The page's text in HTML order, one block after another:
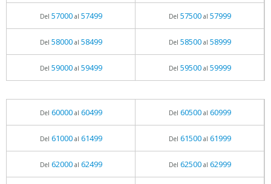
Del 57000al 57499 Del 57500al 57999
Del 58000al 58499 Del 58500al 58999
Del 59000al 59499 Del 59500al 59999
Del 60000al 60499 Del 60500al 60999
Del 61000al 61499 Del 61500al 61999
Del 62000al 62499 Del 62500al 62999